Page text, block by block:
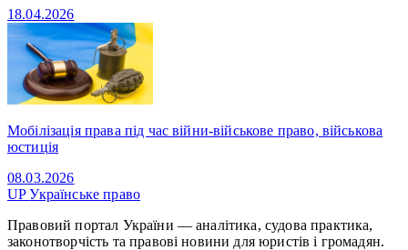
18.04.2026
Мобілізація права під час війни-військове право, військова
юстиція
08.03.2026
UPУкраїнське право
Правовий портал України — аналітика, судова практика,
законотворчість та правові новини для юристів і громадян.